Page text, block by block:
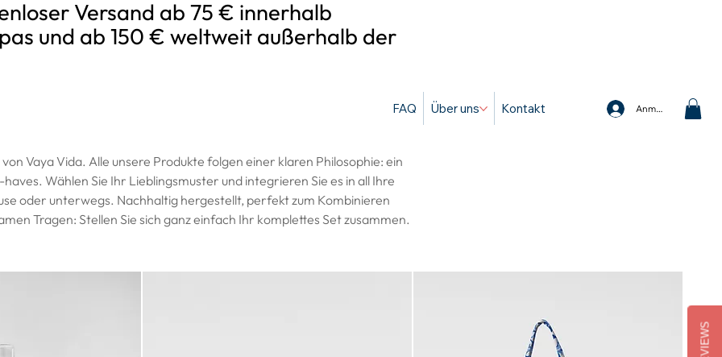
Anmelden
FAQ Über uns Kontakt
Versand ab 75 € innerhalb
und ab 150 € weltweit außerhalb der
Vaya Vida. Alle unsere Produkte folgen einer klaren Philosophie: ein
Wählen Sie Ihr Lieblingsmuster und integrieren Sie es in all Ihre
oder unterwegs. Nachhaltig hergestellt, perfekt zum Kombinieren
Tragen: Stellen Sie sich ganz einfach Ihr komplettes Set zusammen.
REVIEWS